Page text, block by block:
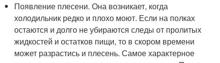
Появление плесени. Она возникает, когда
холодильник редко и плохо моют. Если на полках
остаются и долго не убираются следы от пролитых
жидкостей и остатков пищи, то в скором времени
может разрастись и плесень. Самое характерное